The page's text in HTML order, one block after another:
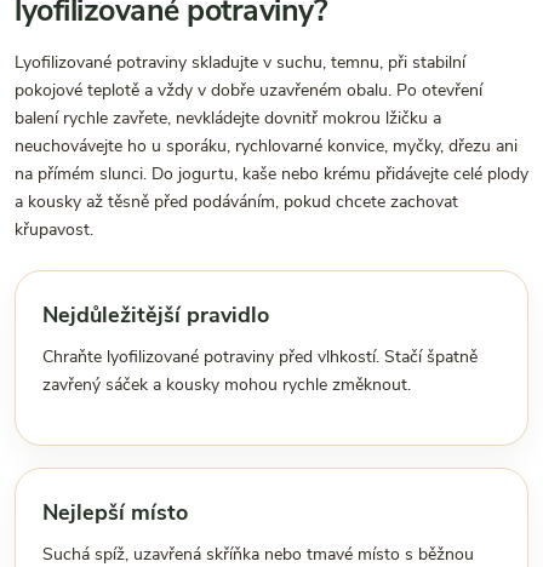
lyofilizované potraviny?
Lyofilizované potraviny skladujte v suchu, temnu, při stabilní
pokojové teplotě a vždy v dobře uzavřeném obalu. Po otevření
balení rychle zavřete, nevkládejte dovnitř mokrou lžičku a
neuchovávejte ho u sporáku, rychlovarné konvice, myčky, dřezu ani
na přímém slunci. Do jogurtu, kaše nebo krému přidávejte celé plody
a kousky až těsně před podáváním, pokud chcete zachovat
křupavost.
Nejdůležitější pravidlo
Chraňte lyofilizované potraviny před vlhkostí. Stačí špatně
zavřený sáček a kousky mohou rychle změknout.
Nejlepší místo
Suchá spíž, uzavřená skříňka nebo tmavé místo s běžnou